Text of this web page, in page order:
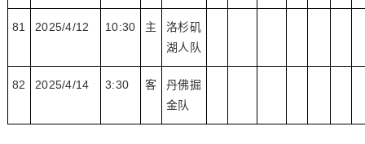
81 2025/4/12 10:30 主
洛杉矶
湖人队
82 2025/4/14 3:30 客
丹佛掘
金队